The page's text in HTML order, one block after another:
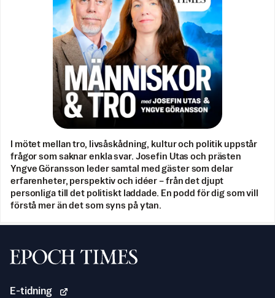
I mötet mellan tro, livsåskådning, kultur och politik uppstår
frågor som saknar enkla svar. Josefin Utas och prästen
Yngve Göransson leder samtal med gäster som delar
erfarenheter, perspektiv och idéer – från det djupt
personliga till det politiskt laddade. En podd för dig som vill
förstå mer än det som syns på ytan.
Svenska Epoch Times
E-tidning